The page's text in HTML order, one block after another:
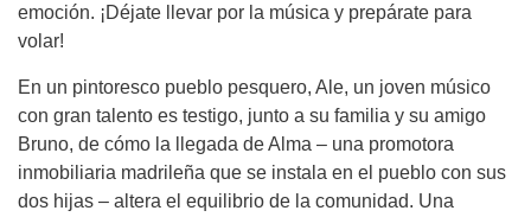
emoción. ¡Déjate llevar por la música y prepárate para
volar!
En un pintoresco pueblo pesquero, Ale, un joven músico
con gran talento es testigo, junto a su familia y su amigo
Bruno, de cómo la llegada de Alma – una promotora
inmobiliaria madrileña que se instala en el pueblo con sus
dos hijas – altera el equilibrio de la comunidad. Una